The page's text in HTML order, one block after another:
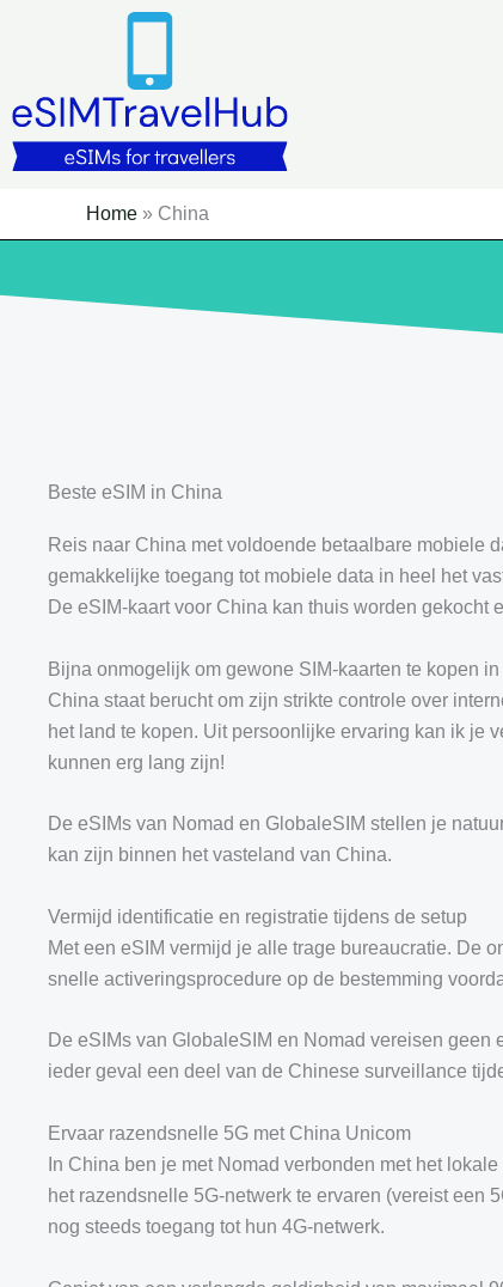
Home » China
Beste eSIM in China
Reis naar China met voldoende betaalbare mobiele
gemakkelijke toegang tot mobiele data in heel het
De eSIM-kaart voor China kan thuis worden gekocht
Bijna onmogelijk om gewone SIM-kaarten te kopen
China staat berucht om zijn strikte controle over
het land te kopen. Uit persoonlijke ervaring kan ik je
kunnen erg lang zijn!
De eSIMs van Nomad en GlobaleSIM stellen je
kan zijn binnen het vasteland van China.
Vermijd identificatie en registratie tijdens de setup
Met een eSIM vermijd je alle trage bureaucratie. De
snelle activeringsprocedure op de bestemming
De eSIMs van GlobaleSIM en Nomad vereisen
ieder geval een deel van de Chinese surveillance
Ervaar razendsnelle 5G met China Unicom
In China ben je met Nomad verbonden met het
het razendsnelle 5G-netwerk te ervaren (vereist een
nog steeds toegang tot hun 4G-netwerk.